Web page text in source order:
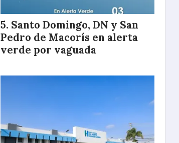
Santo Domingo, DN y San
Pedro de Macorís en alerta
verde por vaguada